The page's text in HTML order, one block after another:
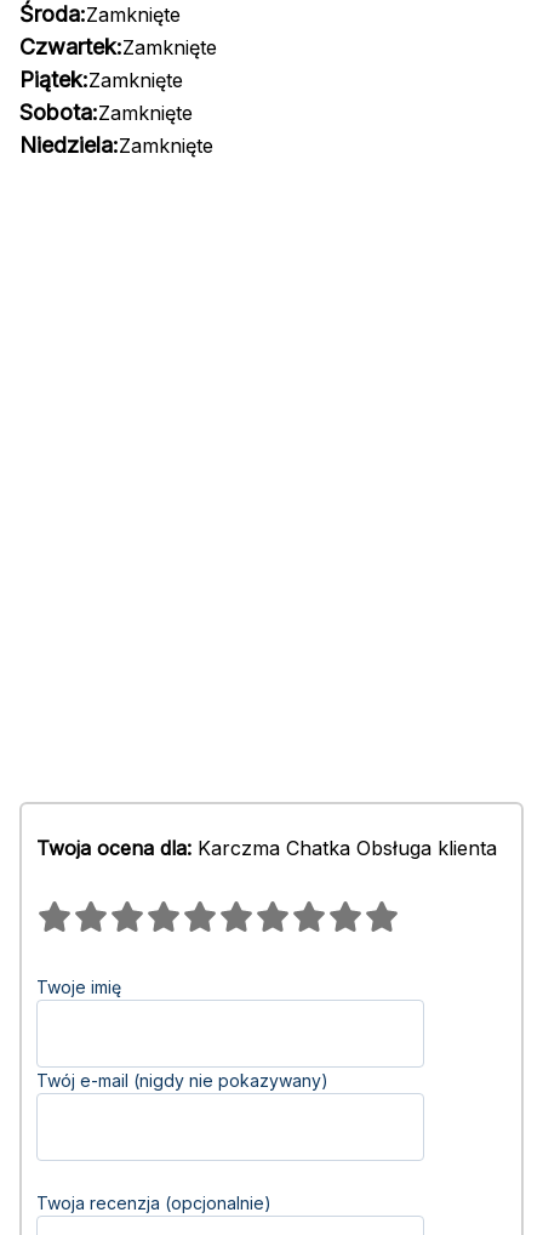
Środa:Zamknięte
Czwartek:Zamknięte
Piątek:Zamknięte
Sobota:Zamknięte
Niedziela:Zamknięte
Twoja ocena dla: Karczma Chatka Obsługa klienta
Twoje imię
Twój e-mail (nigdy nie pokazywany)
Twoja recenzja (opcjonalnie)